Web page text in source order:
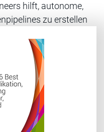
hilft, autonome,
zu erstellen